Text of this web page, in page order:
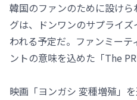
韓国のファンのために設け
グは、ドンワンのサプライ
われる予定だ。ファンミー
ントの意味を込めた「The
映画「ヨンガシ 変種増殖」